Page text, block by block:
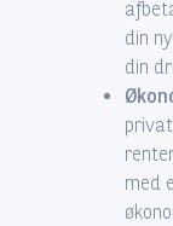
din
din
med